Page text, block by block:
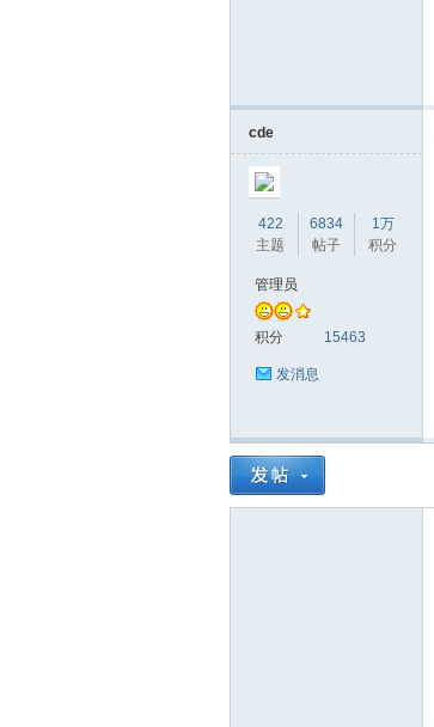
cde
422
主题
6834
帖子
1万
积分
管理员
积分 15463
发消息